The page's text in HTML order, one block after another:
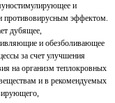
и
противовирусным эффектом.
дубящее,
и обезболивающее
за счет улучшения
на организм теплокровных
и в рекомендуемых